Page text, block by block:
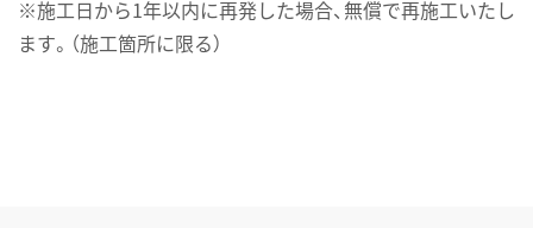
※施工日から1年以内に再発した場合、無償で再施工いたし
ます。（施工箇所に限る）